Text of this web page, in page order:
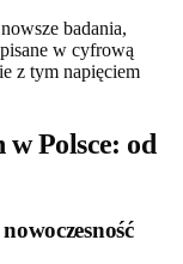
badania,
w cyfrową
z tym napięciem
Polsce: od